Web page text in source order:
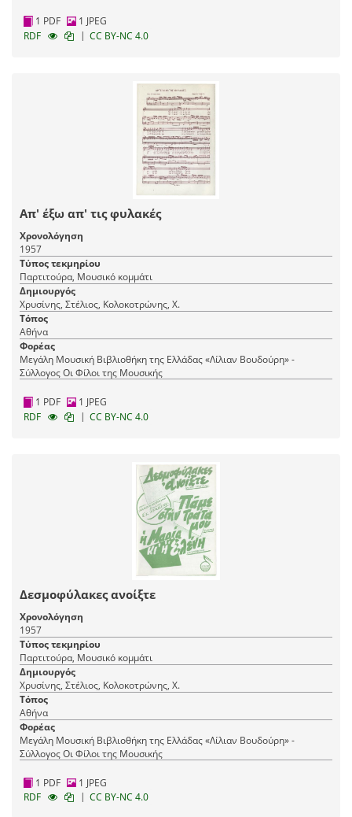
1 PDF
1 JPEG
RDF
| CC BY-NC 4.0
Απ' έξω απ' τις φυλακές
Χρονολόγηση
1957
Τύπος τεκμηρίου
Παρτιτούρα, Μουσικό κομμάτι
Δημιουργός
Χρυσίνης, Στέλιος, Κολοκοτρώνης, Χ.
Τόπος
Αθήνα
Φορέας
Μεγάλη Μουσική Βιβλιοθήκη της Ελλάδας «Λίλιαν Βουδούρη» -
Σύλλογος Οι Φίλοι της Μουσικής
1 PDF
1 JPEG
RDF
| CC BY-NC 4.0
Δεσμοφύλακες ανοίξτε
Χρονολόγηση
1957
Τύπος τεκμηρίου
Παρτιτούρα, Μουσικό κομμάτι
Δημιουργός
Χρυσίνης, Στέλιος, Κολοκοτρώνης, Χ.
Τόπος
Αθήνα
Φορέας
Μεγάλη Μουσική Βιβλιοθήκη της Ελλάδας «Λίλιαν Βουδούρη» -
Σύλλογος Οι Φίλοι της Μουσικής
1 PDF
1 JPEG
RDF
| CC BY-NC 4.0